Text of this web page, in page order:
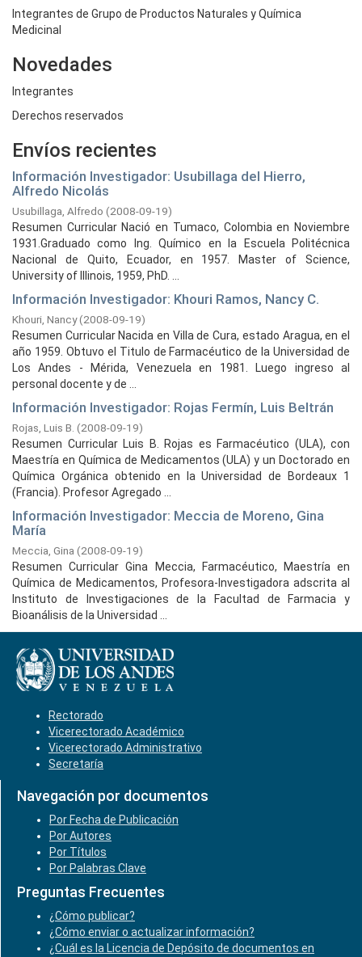
Integrantes de Grupo de Productos Naturales y Química
Medicinal
Novedades
Integrantes
Derechos reservados
Envíos recientes
Información Investigador: Usubillaga del Hierro,
Alfredo Nicolás
Usubillaga, Alfredo (2008-09-19)
Resumen Curricular Nació en Tumaco, Colombia en Noviembre
1931.Graduado como Ing. Químico en la Escuela Politécnica
Nacional de Quito, Ecuador, en 1957. Master of Science,
University of Illinois, 1959, PhD. ...
Información Investigador: Khouri Ramos, Nancy C.
Khouri, Nancy(2008-09-19)
Resumen Curricular Nacida en Villa de Cura, estado Aragua, en el
año 1959. Obtuvo el Titulo de Farmacéutico de la Universidad de
Los Andes - Mérida, Venezuela en 1981. Luego ingreso al
personal docente y de ...
Información Investigador: Rojas Fermín, Luis Beltrán
Rojas, Luis B. (2008-09-19)
Resumen Curricular Luis B. Rojas es Farmacéutico (ULA), con
Maestría en Química de Medicamentos (ULA) y un Doctorado en
Química Orgánica obtenido en la Universidad de Bordeaux 1
(Francia). Profesor Agregado ...
Información Investigador: Meccia de Moreno, Gina
María
Meccia, Gina (2008-09-19)
Resumen Curricular Gina Meccia, Farmacéutico, Maestría en
Química de Medicamentos, Profesora-Investigadora adscrita al
Instituto de Investigaciones de la Facultad de Farmacia y
Bioanálisis de la Universidad ...
Rectorado
Vicerectorado Académico
Vicerectorado Administrativo
Secretaría
Navegación por documentos
Por Fecha de Publicación
Por Autores
Por Títulos
Por Palabras Clave
Preguntas Frecuentes
¿Cómo publicar?
¿Cómo enviar o actualizar información?
¿Cuál es la Licencia de Depósito de documentos en